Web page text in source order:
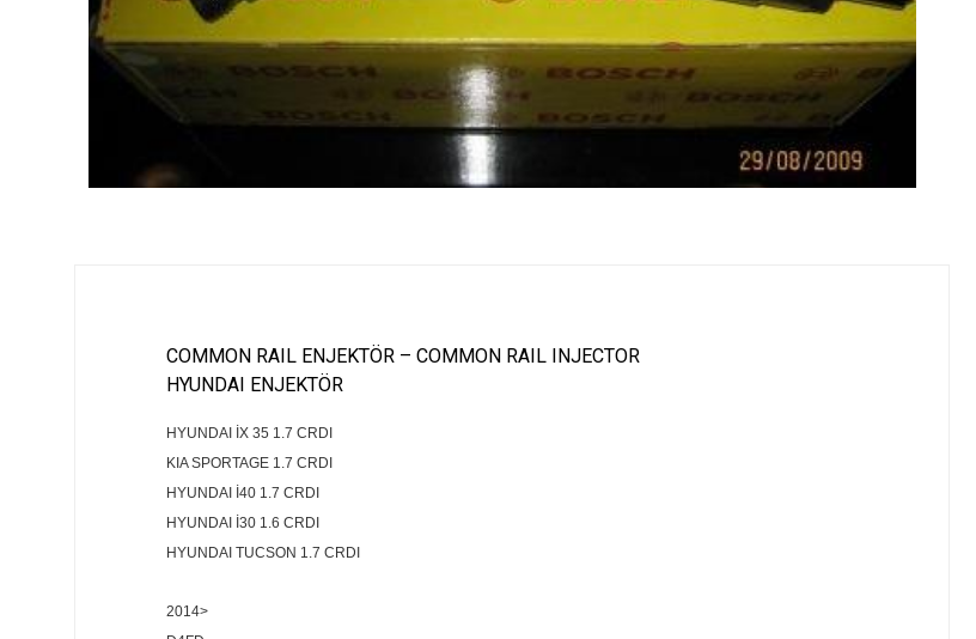
COMMON RAIL ENJEKTÖR – COMMON RAIL INJECTOR
HYUNDAI ENJEKTÖR
HYUNDAI İX 35 1.7 CRDI
KIA SPORTAGE 1.7 CRDI
HYUNDAI İ40 1.7 CRDI
HYUNDAI İ30 1.6 CRDI
HYUNDAI TUCSON 1.7 CRDI
2014>